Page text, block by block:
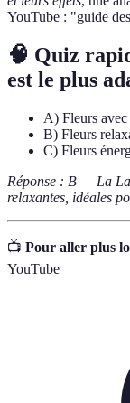
YouTube : "guide
🧠 Quiz
est le plus
A) Fleurs avec
B) Fleurs
C) Fleurs
Réponse : B — La
relaxantes, idéales
📺 Pour aller plus
YouTube